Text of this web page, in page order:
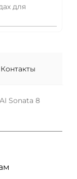
для
Контакты
Sonata 8